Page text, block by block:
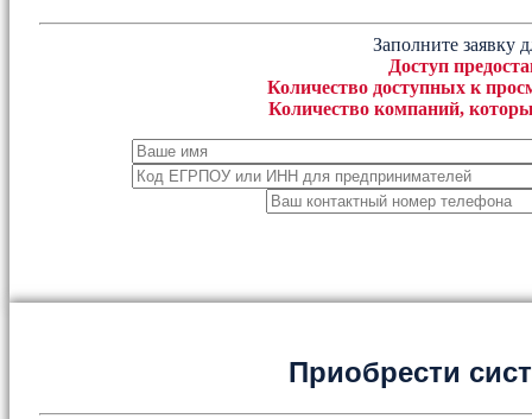
Заполните заявку
Доступ
Количество доступных к
Количество компаний,
Приобрести